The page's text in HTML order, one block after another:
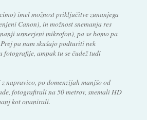
imel možnost priključitve zunanjega
Canon), in možnost snemanja res
usmerjeni mikrofon), pa se bomo pa
pa nam skušajo podturiti nek
fotografije, ampak tu se čudež tudi
napravico, po domenzijah manjšo od
fotografirali na 50 metrov, snemali HD
kot onanirali.